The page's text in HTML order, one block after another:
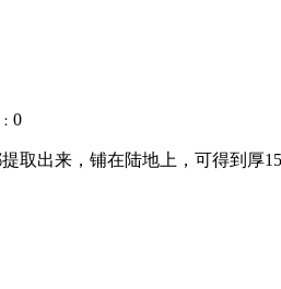
0
取出来，铺在陆地上，可得到厚